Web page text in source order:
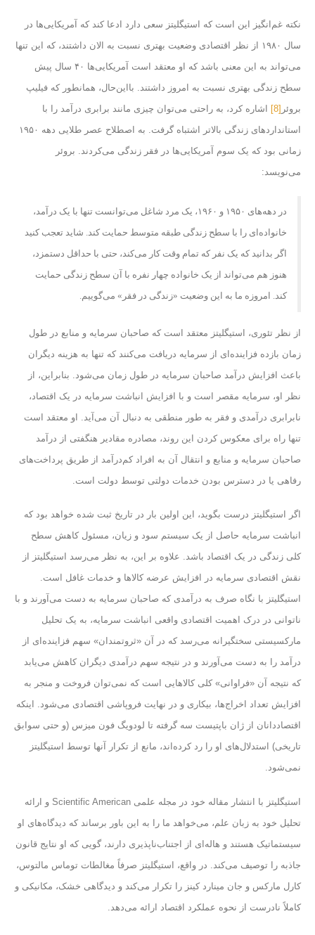
نکته غم‌انگیز این است که استیگلیتز سعی دارد ادعا کند که آمریکایی‌ها در
سال ۱۹۸۰ از نظر اقتصادی وضعیت بهتری نسبت به الان داشتند، که این تنها
می‌تواند به این معنی باشد که او معتقد است آمریکایی‌ها ۴۰ سال پیش
سطح زندگی بهتری نسبت به امروز داشتند. بااین‌حال، همانطور که فیلیپ
بروئر [8]
اشاره کرد، به راحتی می‌توان چیزی مانند برابری درآمد را با
استانداردهای زندگی بالاتر اشتباه گرفت. به اصطلاح عصر طلایی دهه ۱۹۵۰
زمانی بود که یک سوم آمریکایی‌ها در فقر زندگی می‌کردند. بروئر
می‌نویسد:
در دهه‌های ۱۹۵۰ و ۱۹۶۰، یک مرد شاغل می‌توانست تنها با یک درآمد،
خانواده‌ای را با سطح زندگی طبقه متوسط حمایت کند. شاید تعجب کنید
اگر بدانید که یک نفر که تمام وقت کار می‌کند، حتی با حداقل دستمزد،
هنوز هم می‌تواند از یک خانواده چهار نفره با آن سطح زندگی حمایت
کند. امروزه ما به این وضعیت «زندگی در فقر» می‌گوییم.
از نظر تئوری، استیگلیتز معتقد است که صاحبان سرمایه و منابع در طول
زمان بازده فزاینده‌ای از سرمایه دریافت می‌کنند که تنها به هزینه دیگران
باعث افزایش درآمد صاحبان سرمایه در طول زمان می‌شود. بنابراین، از
نظر او، سرمایه مقصر است و با افزایش انباشت سرمایه در یک اقتصاد،
نابرابری درآمدی و فقر به طور منطقی به دنبال آن می‌آید. او معتقد است
تنها راه برای معکوس کردن این روند، مصادره مقادیر هنگفتی از درآمد
صاحبان سرمایه و منابع و انتقال آن به افراد کم‌درآمد از طریق پرداخت‌های
رفاهی یا در دسترس بودن خدمات دولتی توسط دولت است.
اگر استیگلیتز درست بگوید، این اولین بار در تاریخ ثبت شده خواهد بود که
انباشت سرمایه حاصل از یک سیستم سود و زیان، مسئول کاهش سطح
کلی زندگی در یک اقتصاد باشد. علاوه بر این، به نظر می‌رسد استیگلیتز از
نقش اقتصادی سرمایه در افزایش عرضه کالاها و خدمات غافل است.
استیگلیتز با نگاه صرف به درآمدی که صاحبان سرمایه به دست می‌آورند و با
ناتوانی در درک اهمیت اقتصادی واقعی انباشت سرمایه، به یک تحلیل
مارکسیستی سختگیرانه می‌رسد که در آن «ثروتمندان» سهم فزاینده‌ای از
درآمد را به دست می‌آورند و در نتیجه سهم درآمدی دیگران کاهش می‌یابد
که نتیجه آن «فراوانی» کلی کالاهایی است که نمی‌توان فروخت و منجر به
افزایش تعداد اخراج‌ها، بیکاری و در نهایت فروپاشی اقتصادی می‌شود. اینکه
اقتصاددانان از ژان باپتیست سه گرفته تا لودویگ فون میزس (و حتی سوابق
تاریخی) استدلال‌های او را رد کرده‌اند، مانع از تکرار آنها توسط استیگلیتز
نمی‌شود.
استیگلیتز با انتشار مقاله خود در مجله علمی Scientific American و ارائه
تحلیل خود به زبان علم، می‌خواهد ما را به این باور برساند که دیدگاه‌های او
سیستماتیک هستند و هاله‌ای از اجتناب‌ناپذیری دارند، گویی که او نتایج قانون
جاذبه را توصیف می‌کند. در واقع، استیگلیتز صرفاً مغالطات توماس مالتوس،
کارل مارکس و جان مینارد کینز را تکرار می‌کند و دیدگاهی خشک، مکانیکی و
کاملاً نادرست از نحوه عملکرد اقتصاد ارائه می‌دهد.